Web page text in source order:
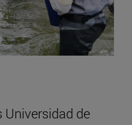
Universidad de